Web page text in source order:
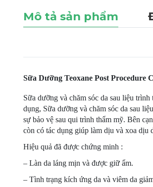
Mô tả sản phẩm
Sữa Dưỡng Teoxane Post
Sữa dưỡng và chăm sóc da sau liệu
dụng, Sữa dưỡng và chăm sóc da sau
sự bảo vệ sau qui trình thẩm mỹ. Bên
còn có tác dụng giúp làm dịu và xoa dịu
Hiệu quả đã được chứng minh :
– Làn da láng mịn và được giữ ẩm.
– Tình trạng kích ứng da và viêm da